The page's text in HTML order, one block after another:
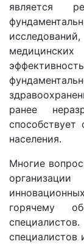
является
ранее
населения.
Многие
горячему
специалистов